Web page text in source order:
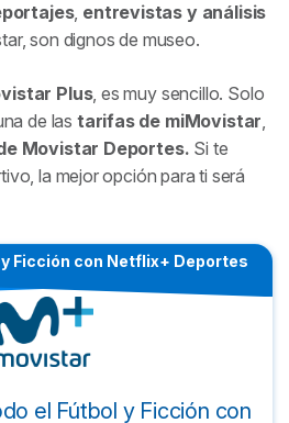
, entrevistas y análisis
son dignos de museo.
Plus, es muy sencillo. Solo
de las tarifas de miMovistar,
Movistar Deportes. Si te
la mejor opción para ti será
Ficción con Netflix+ Deportes
el Fútbol y Ficción con